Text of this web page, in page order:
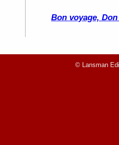
Bon voyage,
© Lansman